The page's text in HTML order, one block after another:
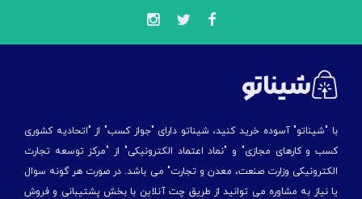
با "شیناتو" آسوده خرید کنید، شیناتو دارای "جواز کسب" از "اتحادیه کشوری
کسب و کارهای مجازی" و "نماد اعتماد الکترونیکی" از "مركز توسعه تجارت
الكترونیكی وزارت صنعت، معدن و تجارت" می باشد. در صورت هر گونه سوال
یا نیاز به مشاوره می توانید از طریق چت آنلاین با بخش پشتیبانی و فروش